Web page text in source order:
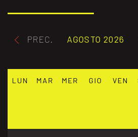
PREC. AGOSTO 2026
LUN MAR MER GIO VEN